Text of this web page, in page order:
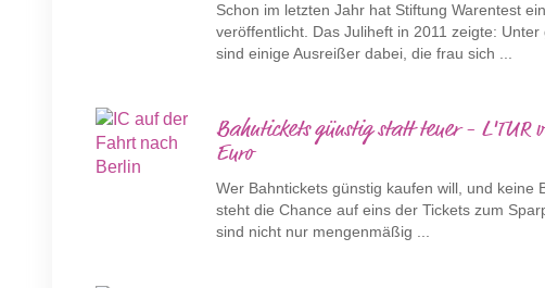
Schon im letzten Jahr hat Stiftung Warentest
veröffentlicht. Das Juliheft in 2011 zeigte:
sind einige Ausreißer dabei, die frau sich ...
Bahntickets günstig statt teuer - L'TUR
Euro
Wer Bahntickets günstig kaufen will, und keine
steht die Chance auf eins der Tickets zum
sind nicht nur mengenmäßig ...